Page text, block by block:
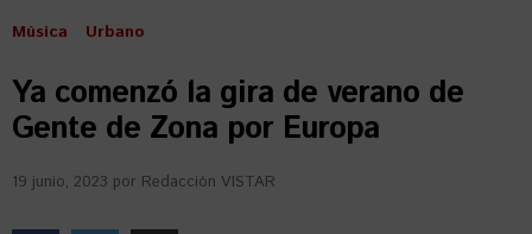
Música Urbano
Ya comenzó la gira de verano de
Gente de Zona por Europa
19 junio, 2023 por Redacción VISTAR